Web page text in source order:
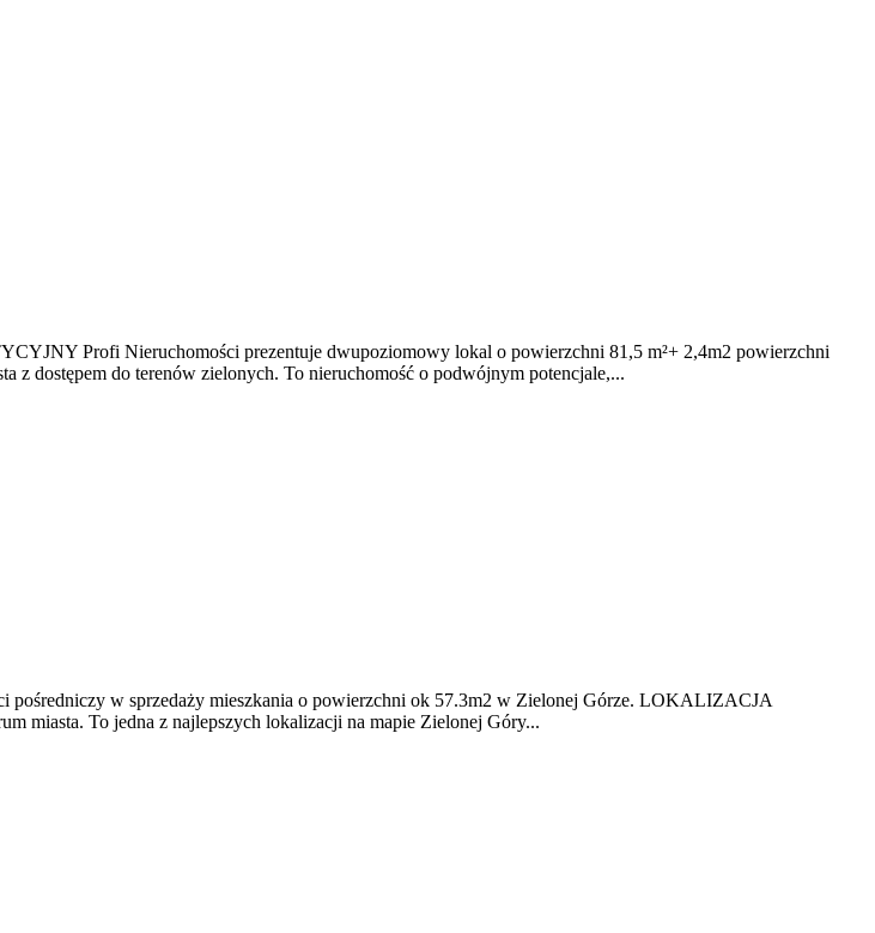
Profi Nieruchomości prezentuje dwupoziomowy lokal o powierzchni 81,5 m²+ 2,4m2 powierzchni
z dostępem do terenów zielonych. To nieruchomość o podwójnym potencjale,...
w sprzedaży mieszkania o powierzchni ok 57.3m2 w Zielonej Górze. LOKALIZACJA
miasta. To jedna z najlepszych lokalizacji na mapie Zielonej Góry...